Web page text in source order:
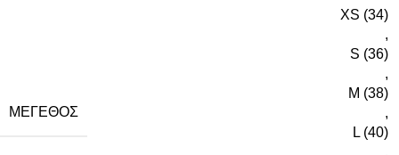
ΜΈΓΕΘΟΣ
XS (34)
,
S (36)
,
M (38)
,
L (40)
,